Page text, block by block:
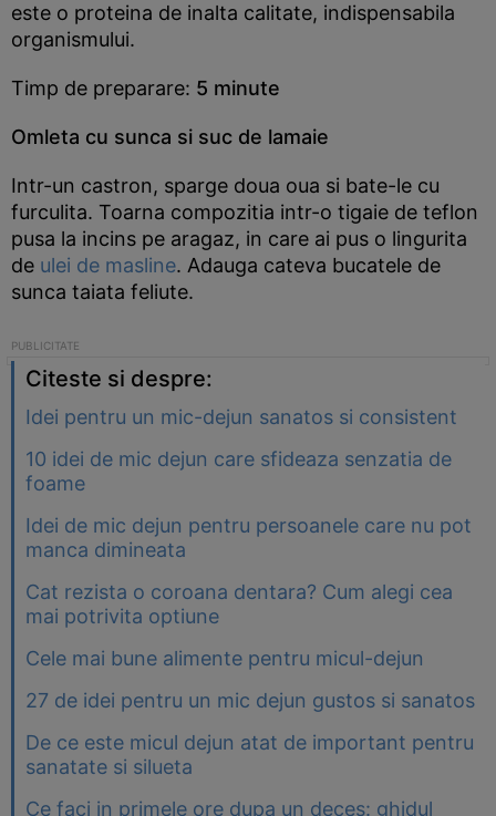
este o proteina de inalta calitate, indispensabila
organismului.
Timp de preparare: 5 minute
Omleta cu sunca si suc de lamaie
Intr-un castron, sparge doua oua si bate-le cu
furculita. Toarna compozitia intr-o tigaie de teflon
pusa la incins pe aragaz, in care ai pus o lingurita
de ulei de masline. Adauga cateva bucatele de
sunca taiata feliute.
Citeste si despre:
Idei pentru un mic-dejun sanatos si consistent
10 idei de mic dejun care sfideaza senzatia de
foame
Idei de mic dejun pentru persoanele care nu pot
manca dimineata
Cat rezista o coroana dentara? Cum alegi cea
mai potrivita optiune
Cele mai bune alimente pentru micul-dejun
27 de idei pentru un mic dejun gustos si sanatos
De ce este micul dejun atat de important pentru
sanatate si silueta
Ce faci in primele ore dupa un deces: ghidul